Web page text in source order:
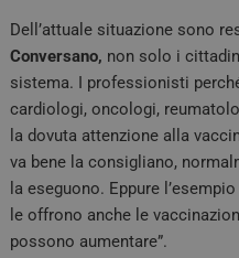
Dell’attuale situazione sono
Conversano, non solo i
sistema. I professionisti
cardiologi, oncologi,
la dovuta attenzione alla
va bene la consigliano,
la eseguono. Eppure
le offrono anche le
possono aumentare”.